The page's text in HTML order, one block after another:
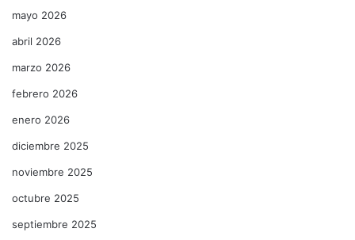
mayo 2026
abril 2026
marzo 2026
febrero 2026
enero 2026
diciembre 2025
noviembre 2025
octubre 2025
septiembre 2025